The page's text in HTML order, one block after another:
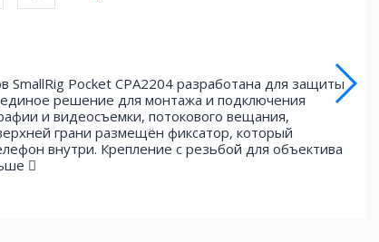
Pocket CPA2204 разработана для защиты
единое решение для монтажа и подключения
и видеосъемки, потокового вещания,
грани размещён фиксатор, который
внутри. Крепление с резьбой для объектива